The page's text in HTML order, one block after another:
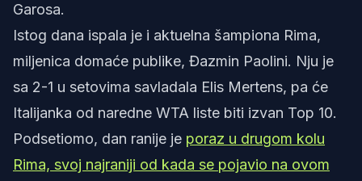
Garosa.
Istog dana ispala je i aktuelna šampiona Rima,
miljenica domaće publike, Đazmin Paolini. Nju je
sa 2-1 u setovima savladala Elis Mertens, pa će
Italijanka od naredne WTA liste biti izvan Top 10.
Podsetiomo, dan ranije je poraz u drugom kolu
Rima, svoj najraniji od kada se pojavio na ovom